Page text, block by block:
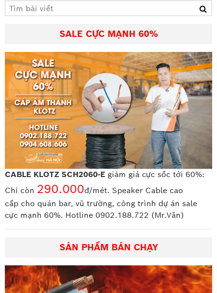
SALE CỰC MẠNH 60%
CABLE KLOTZ SCH2060-E giảm giá cực sốc tới 60%:
Chỉ còn 290.000đ/mét. Speaker Cable cao
cấp cho quán bar, vũ trường, công trình dự án sale
cực mạnh 60%. Hotline 0902.188.722 (Mr.Văn)
SẢN PHẨM BÁN CHẠY